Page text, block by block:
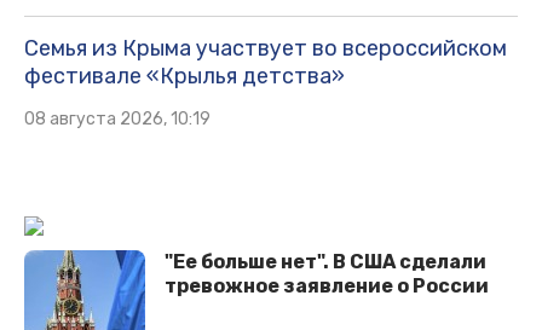
Семья из Крыма участвует во всероссийском
фестивале «Крылья детства»
08 августа 2026, 10:19
"Ее больше нет". В США сделали
тревожное заявление о России